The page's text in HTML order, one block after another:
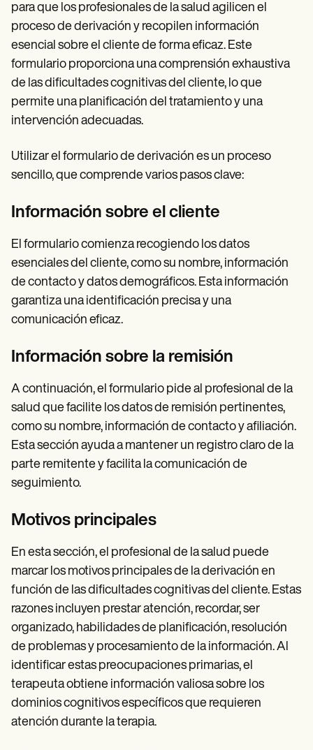
para que los profesionales de la salud agilicen el
proceso de derivación y recopilen información
esencial sobre el cliente de forma eficaz. Este
formulario proporciona una comprensión exhaustiva
de las dificultades cognitivas del cliente, lo que
permite una planificación del tratamiento y una
intervención adecuadas.
Utilizar el formulario de derivación es un proceso
sencillo, que comprende varios pasos clave:
Información sobre el cliente
El formulario comienza recogiendo los datos
esenciales del cliente, como su nombre, información
de contacto y datos demográficos. Esta información
garantiza una identificación precisa y una
comunicación eficaz.
Información sobre la remisión
A continuación, el formulario pide al profesional de la
salud que facilite los datos de remisión pertinentes,
como su nombre, información de contacto y afiliación.
Esta sección ayuda a mantener un registro claro de la
parte remitente y facilita la comunicación de
seguimiento.
Motivos principales
En esta sección, el profesional de la salud puede
marcar los motivos principales de la derivación en
función de las dificultades cognitivas del cliente. Estas
razones incluyen prestar atención, recordar, ser
organizado, habilidades de planificación, resolución
de problemas y procesamiento de la información. Al
identificar estas preocupaciones primarias, el
terapeuta obtiene información valiosa sobre los
dominios cognitivos específicos que requieren
atención durante la terapia.